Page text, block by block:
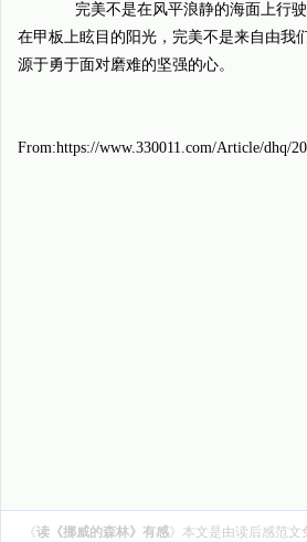
完美不是在风平浪静的海面上行驶
在甲板上眩目的阳光，完美不是来自由我
源于勇于面对磨难的坚强的心。
From:https://www.330011.com/Article/dhq/
《读《挪威的森林》有感》本文是由读后感范文